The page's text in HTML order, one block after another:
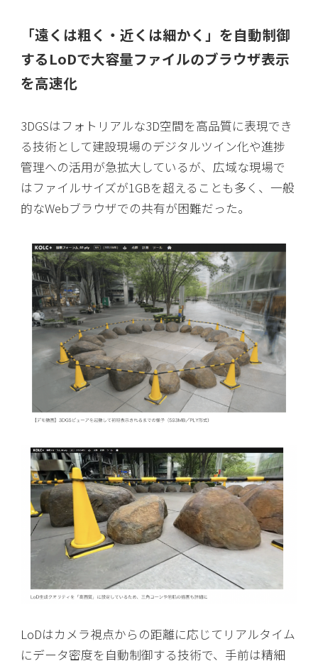
「遠くは粗く・近くは細かく」を自動制御
するLoDで大容量ファイルのブラウザ表示
を高速化
3DGSはフォトリアルな3D空間を高品質に表現でき
る技術として建設現場のデジタルツイン化や進捗
管理への活用が急拡大しているが、広域な現場で
はファイルサイズが1GBを超えることも多く、一般
的なWebブラウザでの共有が困難だった。
LoDはカメラ視点からの距離に応じてリアルタイム
にデータ密度を自動制御する技術で、手前は精細